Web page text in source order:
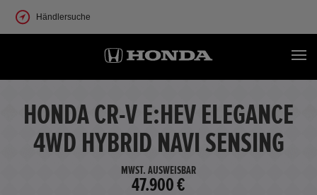
Händlersuche
HONDA CR-V E:HEV ELEGANCE
4WD HYBRID NAVI SENSING
MWST. AUSWEISBAR
47.900 €